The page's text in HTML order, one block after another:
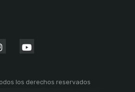
fab
instagram
fab
youtube
los derechos reservados